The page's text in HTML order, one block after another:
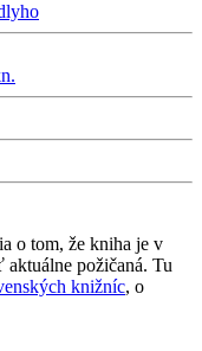
o tom, že kniha je v
požičaná. Tu
knižníc, o